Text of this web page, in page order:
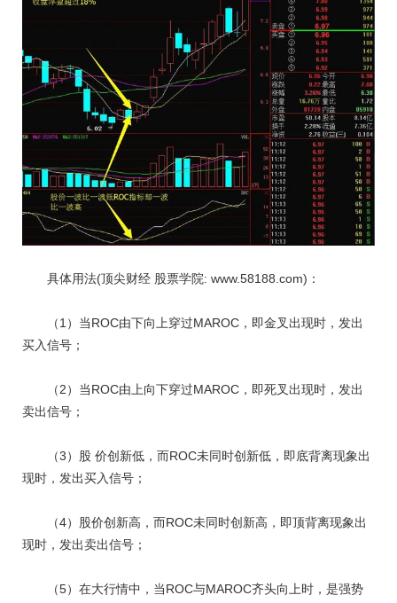
具体用法(顶尖财经 股票学院: www.58188.com)：
（1）当ROC由下向上穿过MAROC，即金叉出现时，发出
买入信号；
（2）当ROC由上向下穿过MAROC，即死叉出现时，发出
卖出信号；
（3）股 价创新低，而ROC未同时创新低，即底背离现象出
现时，发出买入信号；
（4）股价创新高，而ROC未同时创新高，即顶背离现象出
现时，发出卖出信号；
（5）在大行情中，当ROC与MAROC齐头向上时，是强势